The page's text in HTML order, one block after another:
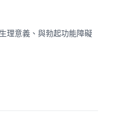
理意義、與勃起功能障礙